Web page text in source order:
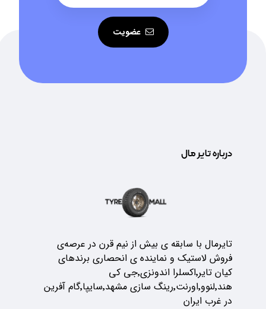
عضویت
درباره تایر مال
تایرمال با سابقه ی بیش از نیم قرن در عرصه‌ی
فروش لاستیک و نماینده ی انحصاری برندهای
کیان تایر٬اکسلرا اندونزی٬جی کی
هند٬لنوو٬اورنت٬رینگ سازی مشهد٬سایپا٬گام آفرین
در غرب ایران